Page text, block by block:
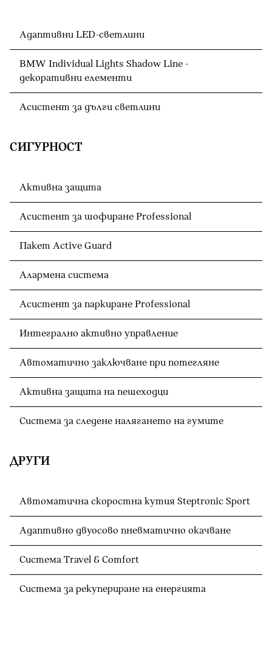
Адаптивни LED-светлини
BMW Individual Lights Shadow Line -
декоративни елементи
Асистент за дълги светлини
СИГУРНОСТ
Активна защита
Асистент за шофиране Professional
Пакет Active Guard
Алармена система
Асистент за паркиране Professional
Интегрално активно управление
Автоматично заключване при потегляне
Активна защита на пешеходци
Система за следене налягането на гумите
ДРУГИ
Автоматична скоростна кутия Steptronic Sport
Адаптивно двуосово пневматично окачване
Система Travel & Comfort
Система за рекупериране на енергията